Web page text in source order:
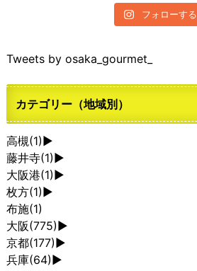
フォローする
Tweets by osaka_gourmet_
カテゴリー（地域別）
高槻(1)►
藤井寺(1)►
大阪港(1)►
枚方(1)►
布施(1)
大阪(775)►
京都(177)►
兵庫(64)►